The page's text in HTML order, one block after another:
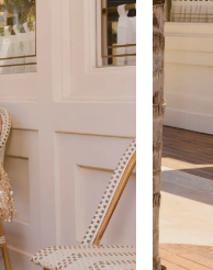
PLUS
DÉCOUVREZ LES
NOUVEAUTÉS